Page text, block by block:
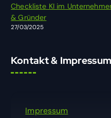
Checkliste KI im
& Gründer
27/03/2025
Kontakt & Impressum
Impressum